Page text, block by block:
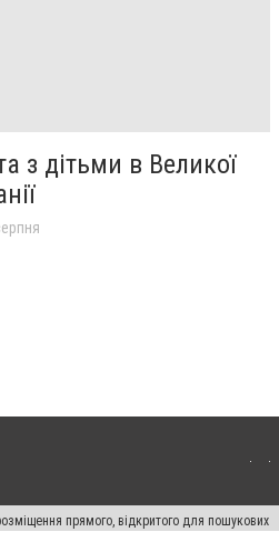
з дітьми в Великої
прямого, відкритого для пошукових